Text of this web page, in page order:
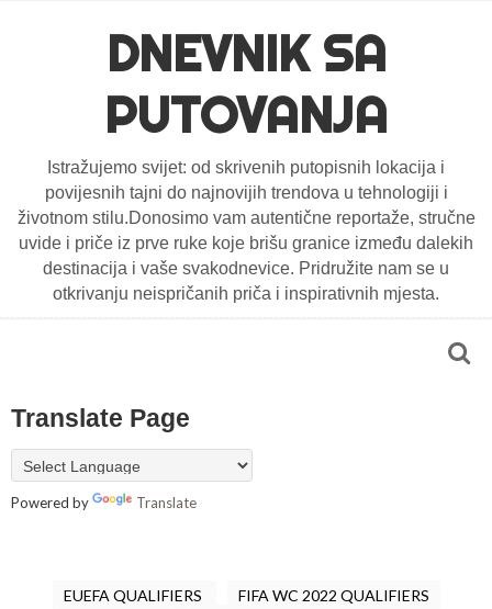
DNEVNIK SA
PUTOVANJA
Istražujemo svijet: od skrivenih putopisnih lokacija i
povijesnih tajni do najnovijih trendova u tehnologiji i
životnom stilu.Donosimo vam autentične reportaže, stručne
uvide i priče iz prve ruke koje brišu granice između dalekih
destinacija i vaše svakodnevice. Pridružite nam se u
otkrivanju neispričanih priča i inspirativnih mjesta.
Translate Page
Powered by Translate
EUEFA QUALIFIERS
FIFA WC 2022 QUALIFIERS